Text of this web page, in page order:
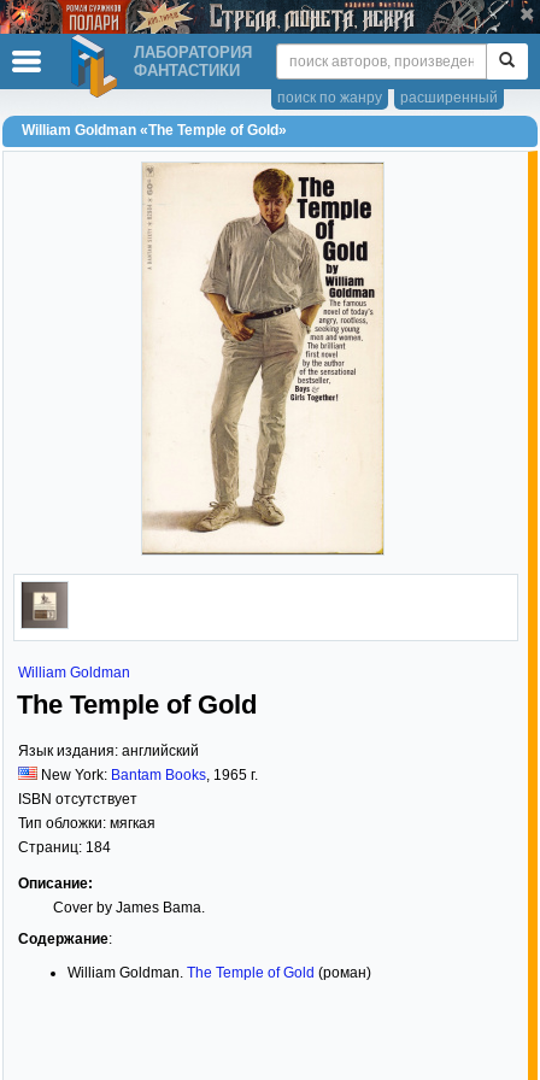
ЛАБОРАТОРИЯ
ФАНТАСТИКИ
расширенный
поиск по жанру
William Goldman «The Temple of Gold»
William Goldman
The Temple of Gold
Язык издания: английский
New York: Bantam Books, 1965 г.
ISBN отсутствует
Тип обложки: мягкая
Страниц: 184
Описание:
Cover by James Bama.
Содержание:
William Goldman. The Temple of Gold (роман)